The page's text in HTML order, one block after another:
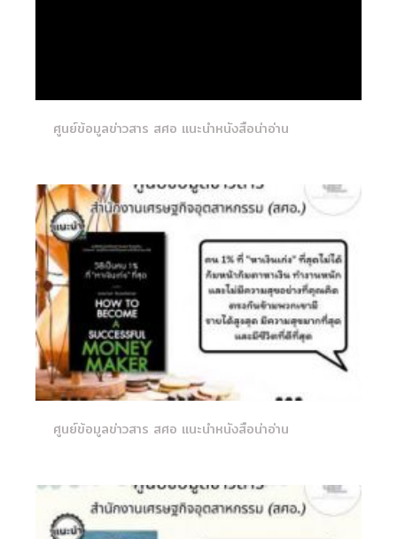
ศูนย์ข้อมูลข่าวสาร สศอ แนะนำหนังสือน่าอ่าน
ศูนย์ข้อมูลข่าวสาร สศอ แนะนำหนังสือน่าอ่าน